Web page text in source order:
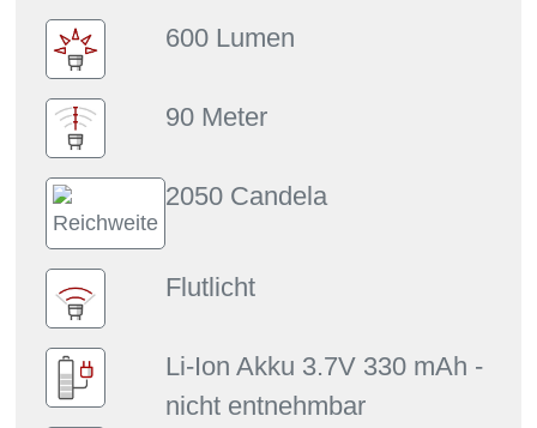
600 Lumen
90 Meter
2050 Candela
Flutlicht
Li-Ion Akku 3.7V 330 mAh -
nicht entnehmbar